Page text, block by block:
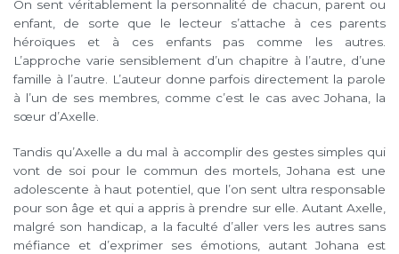
On sent véritablement la personnalité de chacun, parent ou
enfant, de sorte que le lecteur s’attache à ces parents
héroïques et à ces enfants pas comme les autres.
L’approche varie sensiblement d’un chapitre à l’autre, d’une
famille à l’autre. L’auteur donne parfois directement la parole
à l’un de ses membres, comme c’est le cas avec Johana, la
sœur d’Axelle.
Tandis qu’Axelle a du mal à accomplir des gestes simples qui
vont de soi pour le commun des mortels, Johana est une
adolescente à haut potentiel, que l’on sent ultra responsable
pour son âge et qui a appris à prendre sur elle. Autant Axelle,
malgré son handicap, a la faculté d’aller vers les autres sans
méfiance et d’exprimer ses émotions, autant Johana est